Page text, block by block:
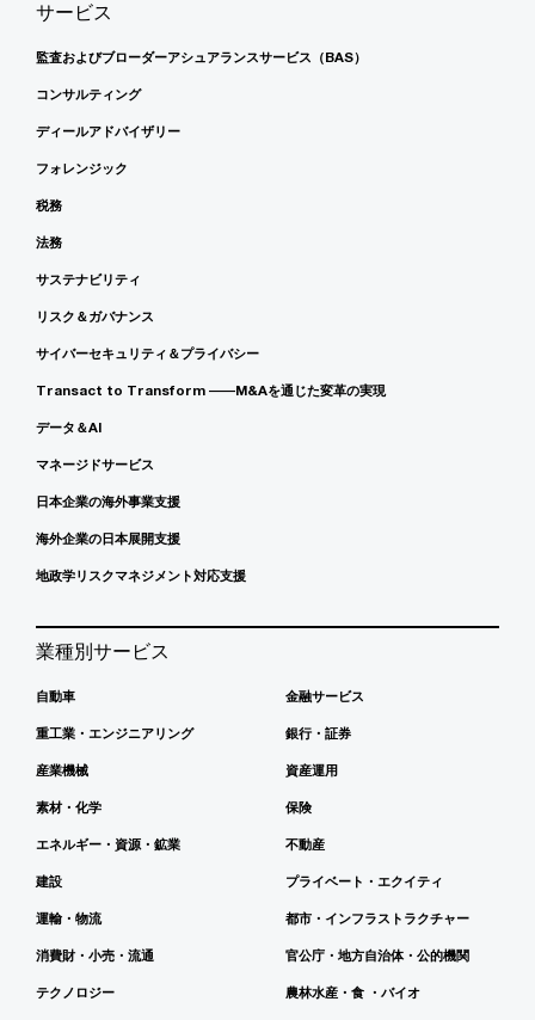
サービス
監査およびブローダーアシュアランスサービス（BAS）
コンサルティング
ディールアドバイザリー
フォレンジック
税務
法務
サステナビリティ
リスク＆ガバナンス
サイバーセキュリティ＆プライバシー
Transact to Transform ――M&Aを通じた変革の実現
データ＆AI
マネージドサービス
日本企業の海外事業支援
海外企業の日本展開支援
地政学リスクマネジメント対応支援
業種別サービス
自動車
重工業・エンジニアリング
産業機械
素材・化学
エネルギー・資源・鉱業
建設
運輸・物流
消費財・小売・流通
テクノロジー
金融サービス
銀行・証券
資産運用
保険
不動産
プライベート・エクイティ
都市・インフラストラクチャー
官公庁・地方自治体・公的機関
農林水産・食 ・バイオ